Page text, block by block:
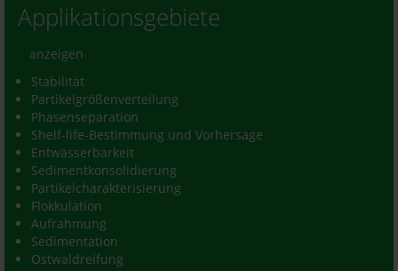
Applikationsgebiete
anzeigen
Stabilität
Partikelgrößenverteilung
Phasenseparation
Shelf-life-Bestimmung und Vorhersage
Entwässerbarkeit
Sedimentkonsolidierung
Partikelcharakterisierung
Flokkulation
Aufrahmung
Sedimentation
Ostwaldreifung